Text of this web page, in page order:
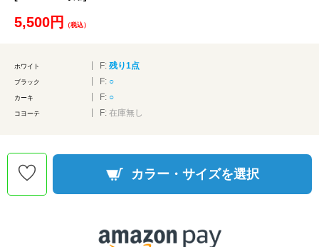
5,500円 （税込）
ホワイト F: 残り1点
ブラック F: ○
カーキ F: ○
コヨーテ F: 在庫無し
カラー・サイズを選択